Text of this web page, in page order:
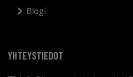
Blogi
YHTEYSTIEDOT